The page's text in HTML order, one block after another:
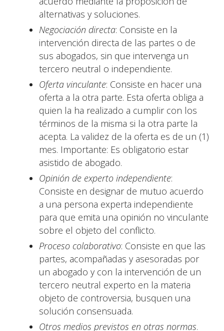
alternativas y soluciones.
Negociación directa: Consiste en la
intervención directa de las partes o de
sus abogados, sin que intervenga un
tercero neutral o independiente.
Oferta vinculante: Consiste en hacer una
oferta a la otra parte. Esta oferta obliga a
quien la ha realizado a cumplir con los
términos de la misma si la otra parte la
acepta. La validez de la oferta es de un (1)
mes. Importante: Es obligatorio estar
asistido de abogado.
Opinión de experto independiente:
Consiste en designar de mutuo acuerdo
a una persona experta independiente
para que emita una opinión no vinculante
sobre el objeto del conflicto.
Proceso colaborativo: Consiste en que las
partes, acompañadas y asesoradas por
un abogado y con la intervención de un
tercero neutral experto en la materia
objeto de controversia, busquen una
solución consensuada.
Otros medios previstos en otras normas.